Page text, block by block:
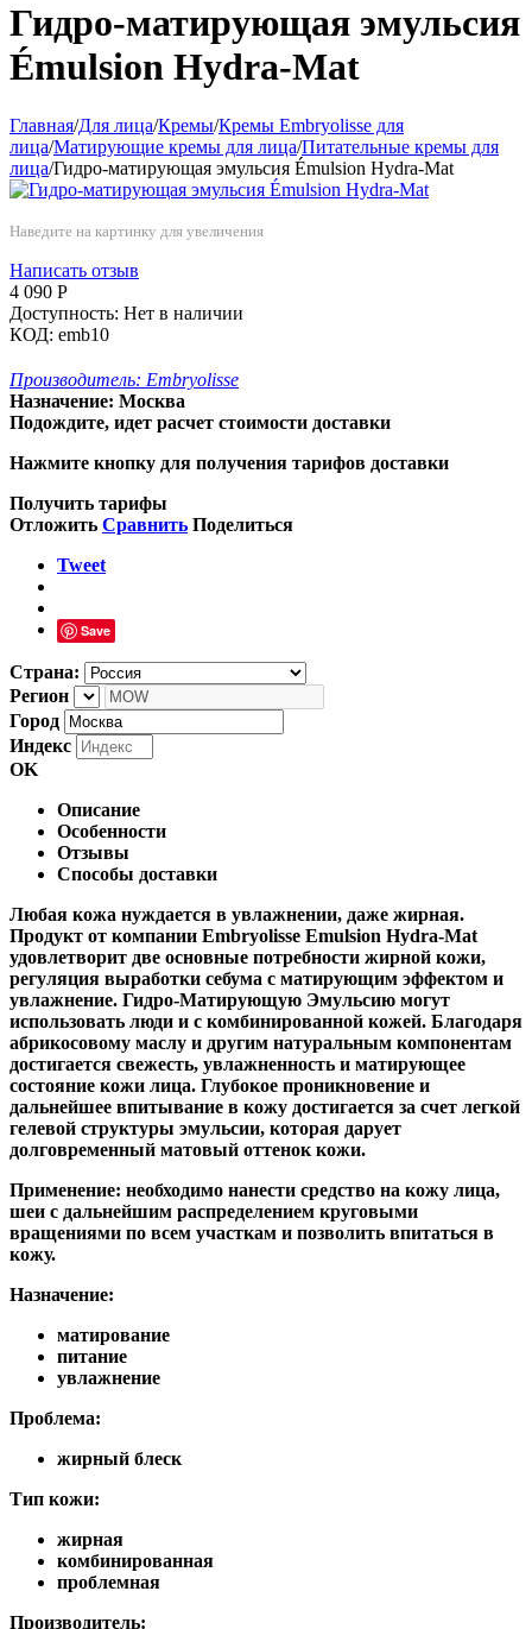
Гидро-матирующая эмульсия
Émulsion Hydra-Mat
Главная/Для лица/Кремы/Кремы Embryolisse для
лица/Матирующие кремы для лица/Питательные кремы для
лица/Гидро-матирующая эмульсия Émulsion Hydra-Mat
Наведите на картинку для увеличения
Написать отзыв
4 090 Р
Доступность: Нет в наличии
КОД: emb10
Производитель: Embryolisse
Назначение: Москва
Подождите, идет расчет стоимости доставки
Нажмите кнопку для получения тарифов доставки
Получить тарифы
Отложить Сравнить Поделиться
Tweet
Save
Страна:
Регион
Город
Индекс
OK
Описание
Особенности
Отзывы
Способы доставки
Любая кожа нуждается в увлажнении, даже жирная.
Продукт от компании Embryolisse Emulsion Hydra-Mat
удовлетворит две основные потребности жирной кожи,
регуляция выработки себума с матирующим эффектом и
увлажнение. Гидро-Матирующую Эмульсию могут
использовать люди и с комбинированной кожей. Благодаря
абрикосовому маслу и другим натуральным компонентам
достигается свежесть, увлажненность и матирующее
состояние кожи лица. Глубокое проникновение и
дальнейшее впитывание в кожу достигается за счет легкой
гелевой структуры эмульсии, которая дарует
долговременный матовый оттенок кожи.
Применение: необходимо нанести средство на кожу лица,
шеи с дальнейшим распределением круговыми
вращениями по всем участкам и позволить впитаться в
кожу.
Назначение:
матирование
питание
увлажнение
Проблема:
жирный блеск
Тип кожи:
жирная
комбинированная
проблемная
Производитель: